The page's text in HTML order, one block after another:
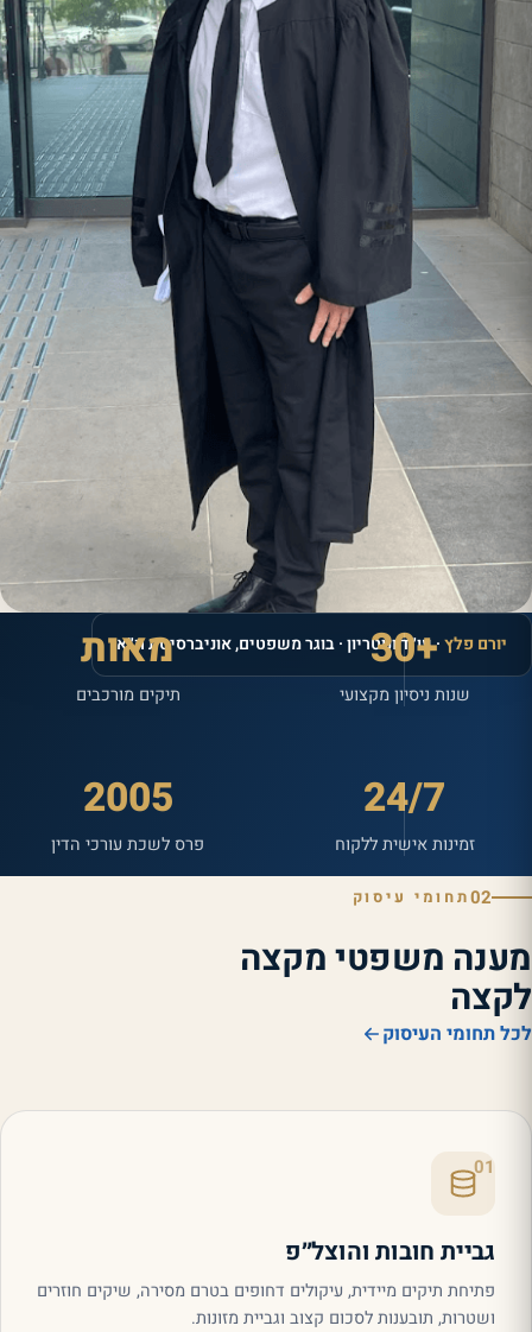
יורם פלץ· עו״ד ונוטריון · בוגר משפטים, אוניברסיטת ת״א
+30
שנות ניסיון מקצועי
מאות
תיקים מורכבים
24/7
זמינות אישית ללקוח
2005
פרס לשכת עורכי הדין
02תחומי עיסוק
מענה משפטי מקצה
לקצה
לכל תחומי העיסוק
01
גביית חובות והוצל״פ
פתיחת תיקים מיידית, עיקולים דחופים בטרם מסירה, שיקים חוזרים
ושטרות, תובענות לסכום קצוב וגביית מזונות.